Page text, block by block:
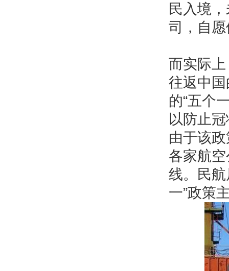
民入境
司，自
而实际
往返中
的“五个
以防止
由于该
各家航
线。民
一”政策